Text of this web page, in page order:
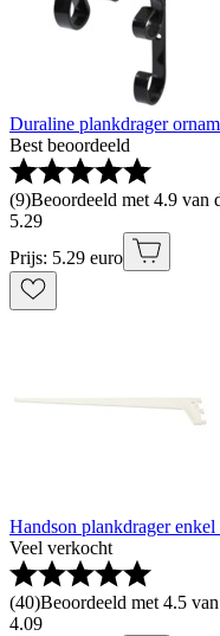
Duraline plankdrager
Best beoordeeld
(9)Beoordeeld met 4.9 van
5.29
Prijs: 5.29 euro
Handson plankdrager
Veel verkocht
(40)Beoordeeld met 4.5
4.09